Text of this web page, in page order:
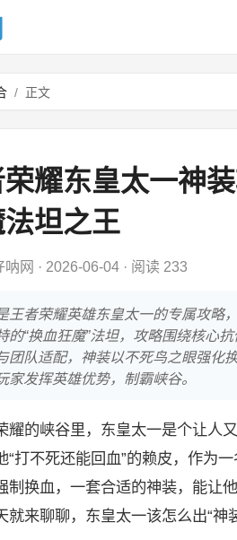
/ 正文
耀东皇太一神
坦之王
呐网 · 2026-06-04 · 阅读 233
王者荣耀英雄东皇太一的专属攻略
的“换血狂魔”法坦，攻略围绕核心
团队适配，神装以不死鸟之眼强化
家发挥英雄优势，制霸峡谷。
耀的峡谷里，东皇太一是个让人
“打不死还能回血”的赖皮，作为
制换血，一套合适的神装，能让
就来聊聊，东皇太一该怎么出“神